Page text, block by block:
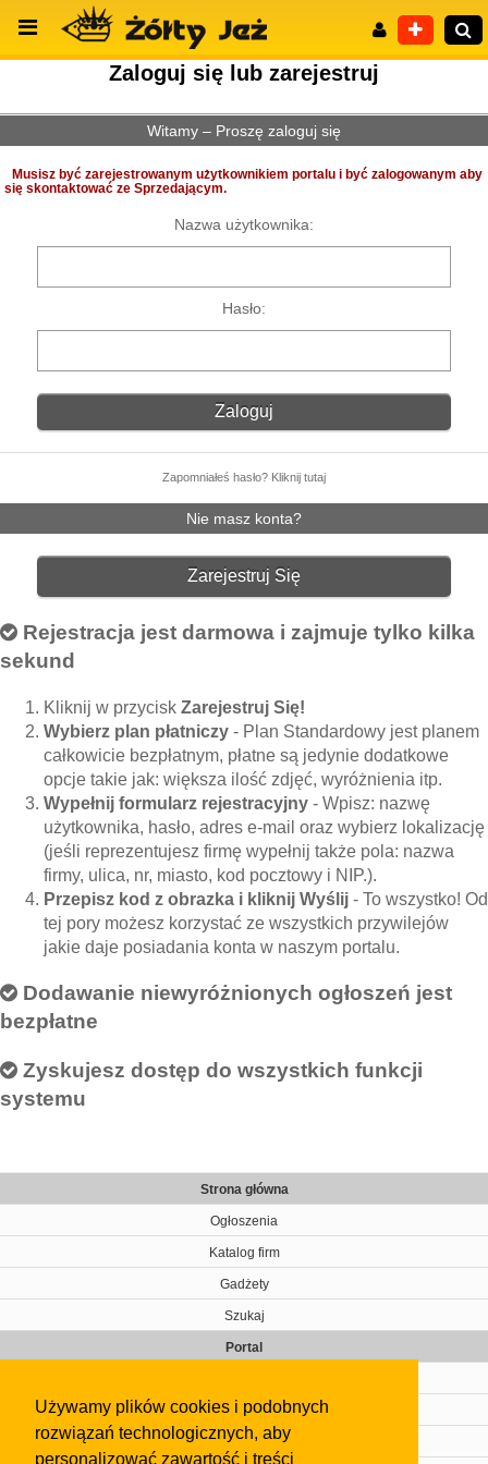
Używamy plików cookies i podobnych
rozwiązań technologicznych, aby
personalizować zawartość i treści
Wyszukiwanie zaawansowane
Zaloguj się lub zarejestruj
Witamy – Proszę zaloguj się
Musisz być zarejestrowanym użytkownikiem portalu i być zalogowanym aby
się skontaktować ze Sprzedającym.
Nazwa użytkownika:
Hasło:
Zapomniałeś hasło? Kliknij tutaj
Nie masz konta?
Zarejestruj Się
Rejestracja jest darmowa i zajmuje tylko kilka
sekund
Kliknij w przycisk Zarejestruj Się!
Wybierz plan płatniczy - Plan Standardowy jest planem
całkowicie bezpłatnym, płatne są jedynie dodatkowe
opcje takie jak: większa ilość zdjęć, wyróżnienia itp.
Wypełnij formularz rejestracyjny - Wpisz: nazwę
użytkownika, hasło, adres e-mail oraz wybierz lokalizację
(jeśli reprezentujesz firmę wypełnij także pola: nazwa
firmy, ulica, nr, miasto, kod pocztowy i NIP.).
Przepisz kod z obrazka i kliknij Wyślij - To wszystko! Od
tej pory możesz korzystać ze wszystkich przywilejów
jakie daje posiadania konta w naszym portalu.
Dodawanie niewyróżnionych ogłoszeń jest
bezpłatne
Zyskujesz dostęp do wszystkich funkcji
systemu
Strona główna
Ogłoszenia
Katalog firm
Gadżety
Szukaj
Portal
Kontakt
Regulamin